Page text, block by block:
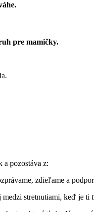
pre mamičky.
a pozostáva z:
zdieľame a
stretnutiami, keď je ti